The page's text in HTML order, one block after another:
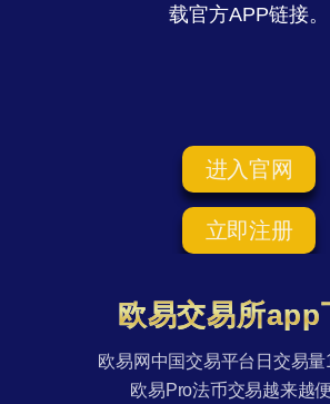
载官方APP链接。
进入官网
立即注册
欧易交易所app
欧易网中国交易平台日交易量
欧易Pro法币交易越来越便